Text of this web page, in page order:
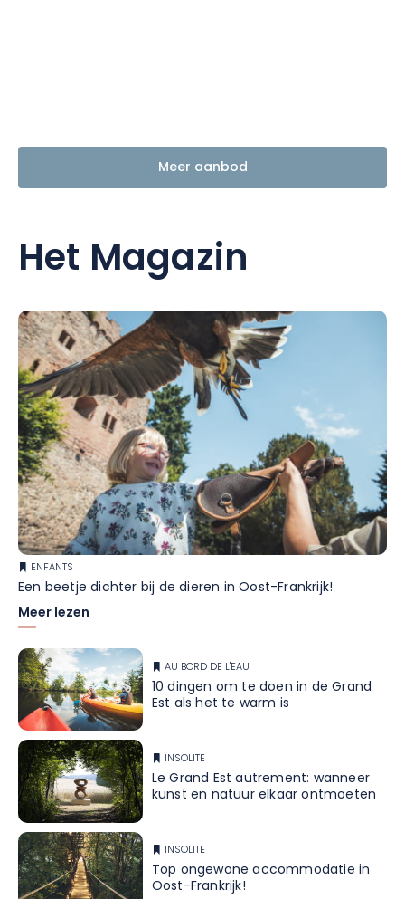
Meer aanbod
Het Magazin
ENFANTS
Een beetje dichter bij de dieren in Oost-Frankrijk!
Meer lezen
AU BORD DE L'EAU
10 dingen om te doen in de Grand
Est als het te warm is
INSOLITE
Le Grand Est autrement: wanneer
kunst en natuur elkaar ontmoeten
INSOLITE
Top ongewone accommodatie in
Oost-Frankrijk!